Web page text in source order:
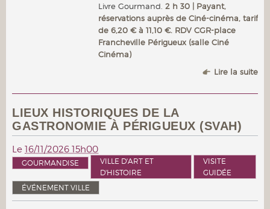
Livre Gourmand. 2 h 30 | Payant,
réservations auprès de Ciné-cinéma, tarif
de 6,20 € à 11,10 €. RDV CGR-place
Francheville Périgueux (salle Ciné
Cinéma)
Lire la suite
LIEUX HISTORIQUES DE LA
GASTRONOMIE À PÉRIGUEUX (SVAH)
Le 16/11/2026 15h00
GOURMANDISE
VILLE D'ART ET
D'HISTOIRE
VISITE
GUIDÉE
ÉVÉNEMENT VILLE